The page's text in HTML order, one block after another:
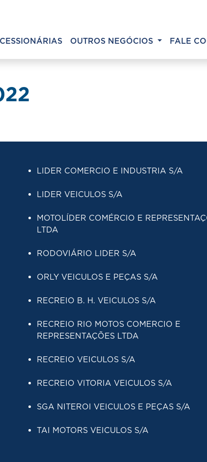
OUTROS NEGÓCIOS FALE
LIDER COMERCIO E INDUSTRIA S/A
LIDER VEICULOS S/A
MOTOLÍDER COMÉRCIO E
LTDA
RODOVIÁRIO LIDER S/A
ORLY VEICULOS E PEÇAS S/A
RECREIO B. H. VEICULOS S/A
RECREIO RIO MOTOS COMERCIO E
REPRESENTAÇÕES LTDA
RECREIO VEICULOS S/A
RECREIO VITORIA VEICULOS S/A
SGA NITEROI VEICULOS E PEÇAS S/A
TAI MOTORS VEICULOS S/A